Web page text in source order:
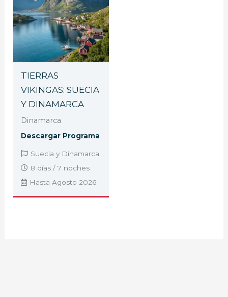
TIERRAS
VIKINGAS: SUECIA
Y DINAMARCA
Dinamarca
Descargar Programa
Suecia y Dinamarca
8 días / 7 noches
Hasta Agosto 2026